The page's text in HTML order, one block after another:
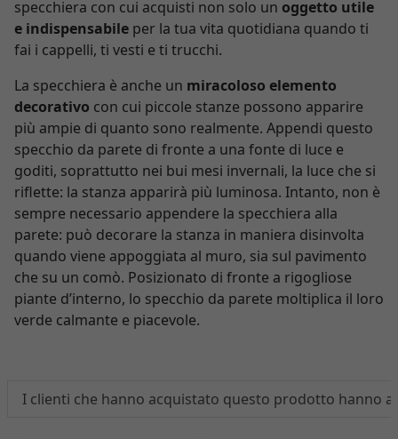
specchiera con cui acquisti non solo un oggetto utile
e indispensabile per la tua vita quotidiana quando ti
fai i cappelli, ti vesti e ti trucchi.
La specchiera è anche un miracoloso elemento
decorativo con cui piccole stanze possono apparire
più ampie di quanto sono realmente. Appendi questo
specchio da parete di fronte a una fonte di luce e
goditi, soprattutto nei bui mesi invernali, la luce che si
riflette: la stanza apparirà più luminosa. Intanto, non è
sempre necessario appendere la specchiera alla
parete: può decorare la stanza in maniera disinvolta
quando viene appoggiata al muro, sia sul pavimento
che su un comò. Posizionato di fronte a rigogliose
piante d’interno, lo specchio da parete moltiplica il loro
verde calmante e piacevole.
I clienti che hanno acquistato questo prodotto hanno